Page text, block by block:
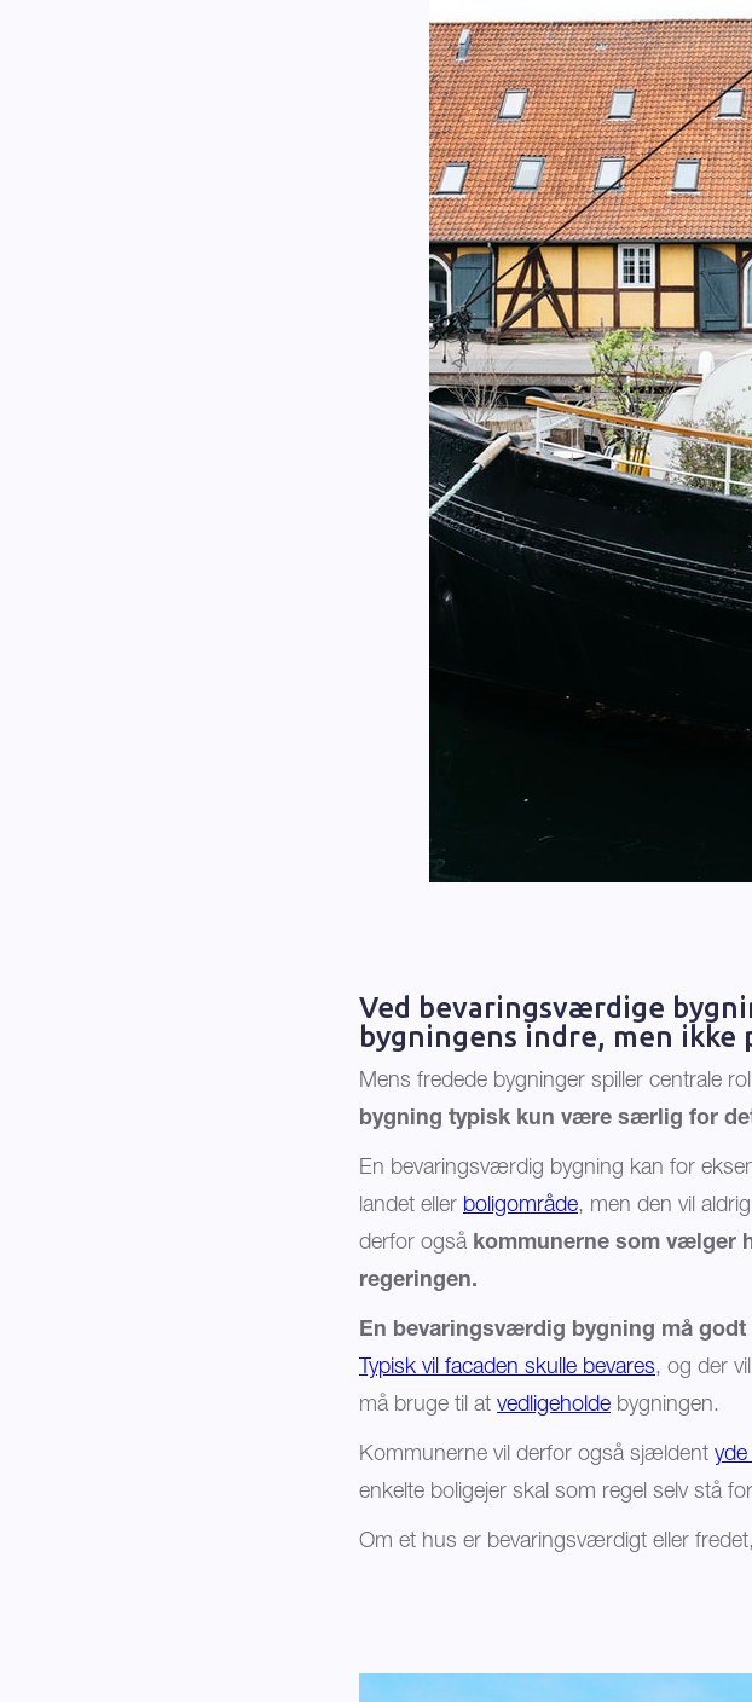
Ved bevaringsværdige
bygningens indre, men ikke
Mens fredede bygninger spiller centrale
bygning typisk kun være særlig for
En bevaringsværdig bygning kan for
landet eller boligområde, men den vil
derfor også kommunerne som vælger
regeringen.
En bevaringsværdig bygning må
Typisk vil facaden skulle bevares, og der
må bruge til at vedligeholde bygningen.
Kommunerne vil derfor også sjældent
enkelte boligejer skal som regel selv stå
Om et hus er bevaringsværdigt eller fredet,